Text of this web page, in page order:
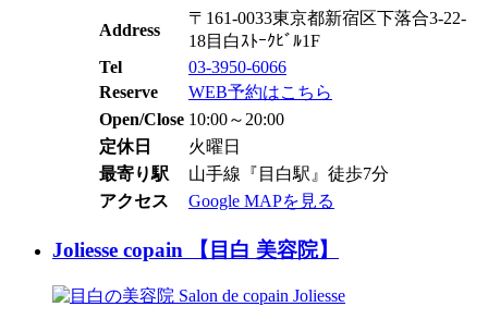
Address
〒161-0033東京都新宿区下落合3-22-
18目白ｽﾄｰｸﾋﾞﾙ1F
Tel
03-3950-6066
Reserve
WEB予約はこちら
Open/Close 10:00～20:00
定休日
火曜日
最寄り駅
山手線『目白駅』徒歩7分
アクセス
Google MAPを見る
Joliesse copain 【目白 美容院】